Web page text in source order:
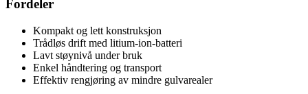
Fordeler
Kompakt og lett konstruksjon
Trådløs drift med litium-ion-batteri
Lavt støynivå under bruk
Enkel håndtering og transport
Effektiv rengjøring av mindre gulvarealer